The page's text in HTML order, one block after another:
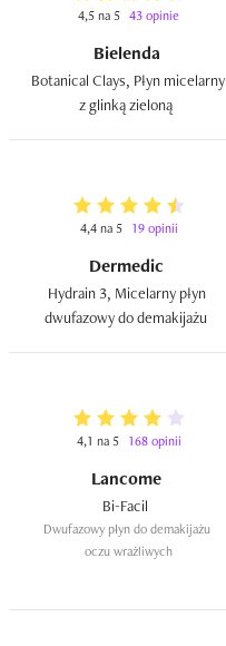
4,5 na 5 43 opinie
Bielenda
Botanical Clays, Płyn micelarny
4,4 na 5 19 opinii
Dermedic
Hydrain 3, Micelarny płyn
4,1 na 5 168 opinii
Lancome
Dwufazowy płyn do demakijażu
oczu wrażliwych